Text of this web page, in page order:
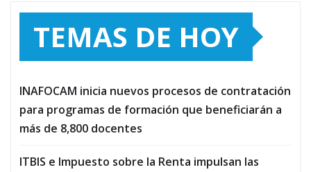
TEMAS DE HOY
INAFOCAM inicia nuevos procesos de contratación
para programas de formación que beneficiarán a
más de 8,800 docentes
ITBIS e Impuesto sobre la Renta impulsan las